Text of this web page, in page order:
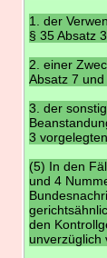
1. der
§ 35 Absatz 3,
2. einer
Absatz 7
3. der
3
(5) In den
und 4
den
unverzüglich